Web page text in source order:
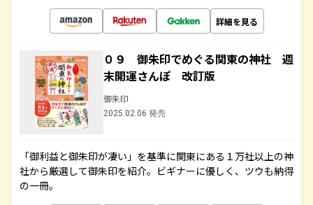
詳細を見る
０９ 御朱印でめぐる関東の神社 週
末開運さんぽ 改訂版
御朱印
2025.02.06 発売
「御利益と御朱印が凄い」を基準に関東にある１万社以上の神
社から厳選して御朱印を紹介。ビギナーに優しく、ツウも納得
の一冊。